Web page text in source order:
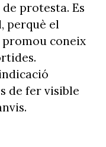
protesta. Es
perquè el
coneix
de fer visible